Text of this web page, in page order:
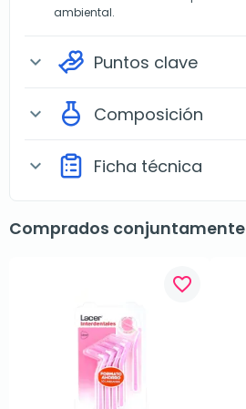
ambiental.
expand_more Puntos clave
expand_more Composición
expand_more Ficha técnica
Comprados conjuntamente
favorite_border